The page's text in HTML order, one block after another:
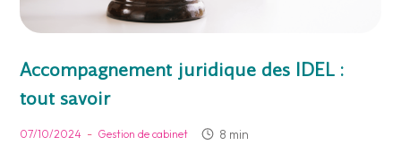
Accompagnement juridique des IDEL :
tout savoir
07/10/2024 - Gestion de cabinet 8 min